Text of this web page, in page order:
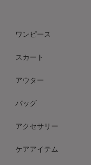
ワンピース
スカート
アウター
バッグ
アクセサリー
ケアアイテム